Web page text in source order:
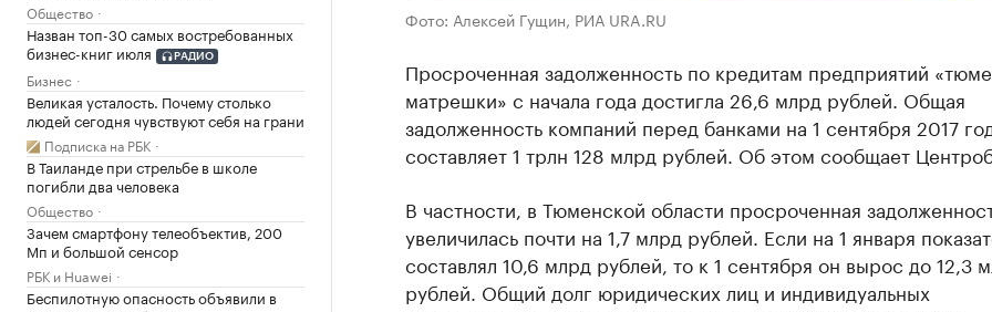
Общество
Назван топ-30 самых востребованных
бизнес-книг июля
РАДИО
Бизнес
Великая усталость. Почему столько
людей сегодня чувствуют себя на грани
Подписка на РБК
В Таиланде при стрельбе в школе
погибли два человека
Общество
Зачем смартфону телеобъектив, 200
Мп и большой сенсор
РБК и Huawei
Беспилотную опасность объявили в
Фото: Алексей Гущин, РИА URA.RU
Просроченная задолженность по кредитам предприятий
матрешки» с начала года достигла 26,6 млрд рублей. Общая
задолженность компаний перед банками на 1 сентября 2017
составляет 1 трлн 128 млрд рублей. Об этом сообщает
В частности, в Тюменской области просроченная
увеличилась почти на 1,7 млрд рублей. Если на 1 января
составлял 10,6 млрд рублей, то к 1 сентября он вырос до 12,3
рублей. Общий долг юридических лиц и индивидуальных